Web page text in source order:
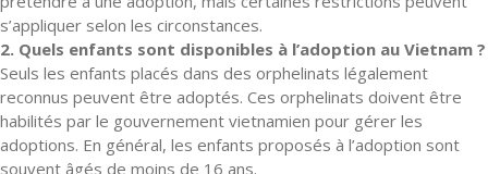
s’appliquer selon les circonstances.
2. Quels enfants sont disponibles à l’adoption au Vietnam ?
Seuls les enfants placés dans des orphelinats légalement
reconnus peuvent être adoptés. Ces orphelinats doivent être
habilités par le gouvernement vietnamien pour gérer les
adoptions. En général, les enfants proposés à l’adoption sont
souvent âgés de moins de 16 ans.